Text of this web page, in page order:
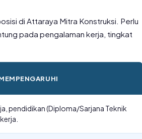
di Attaraya Mitra Konstruksi. Perlu
pada pengalaman kerja, tingkat
pendidikan (Diploma/Sarjana Teknik